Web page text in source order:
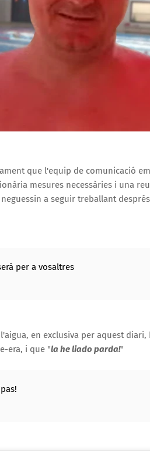
que l'equip de comunicació
mesures necessàries i una
a seguir treballant
per a vosaltres
en exclusiva per aquest
era, i que "la he liado parda!"